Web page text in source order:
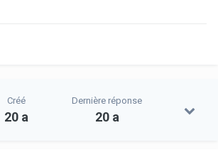
Créé
20 a
Dernière réponse
20 a